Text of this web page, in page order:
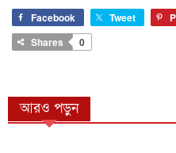
Facebook Tweet
Shares
0
আরও পড়ুন